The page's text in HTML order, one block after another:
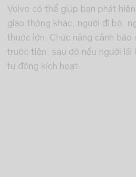
Volvo có thể giúp bạn phát
giao thông khác, người đi bộ,
thước lớn. Chức năng cảnh báo
trước tiên, sau đó nếu người lái
tự động kích hoạt.